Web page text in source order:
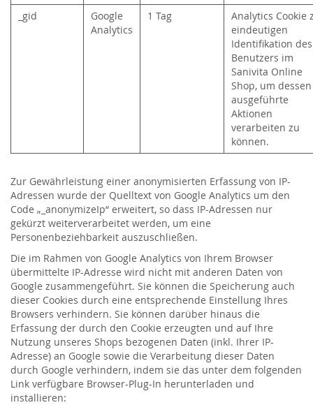
_gid
Google
Analytics
1 Tag
Analytics Cookie
eindeutigen
Identifikation des
Benutzers im
Sanivita Online
Shop, um dessen
ausgeführte
Aktionen
verarbeiten zu
können.
Zur Gewährleistung einer anonymisierten Erfassung von IP-
Adressen wurde der Quelltext von Google Analytics um den
Code „_anonymizeIp“ erweitert, so dass IP-Adressen nur
gekürzt weiterverarbeitet werden, um eine
Personenbeziehbarkeit auszuschließen.
Die im Rahmen von Google Analytics von Ihrem Browser
übermittelte IP-Adresse wird nicht mit anderen Daten von
Google zusammengeführt. Sie können die Speicherung auch
dieser Cookies durch eine entsprechende Einstellung Ihres
Browsers verhindern. Sie können darüber hinaus die
Erfassung der durch den Cookie erzeugten und auf Ihre
Nutzung unseres Shops bezogenen Daten (inkl. Ihrer IP-
Adresse) an Google sowie die Verarbeitung dieser Daten
durch Google verhindern, indem sie das unter dem folgenden
Link verfügbare Browser-Plug-In herunterladen und
installieren: